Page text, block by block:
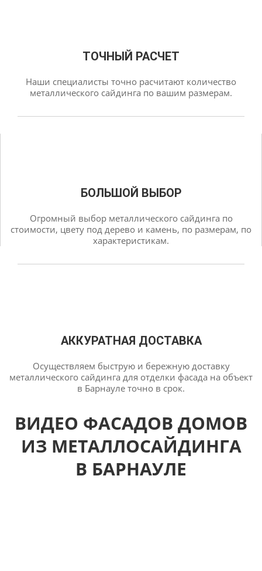
ТОЧНЫЙ РАСЧЕТ
Наши специалисты точно расчитают количество
металлического сайдинга по вашим размерам.
БОЛЬШОЙ ВЫБОР
Огромный выбор металлического сайдинга по
стоимости, цвету под дерево и камень, по размерам, по
характеристикам.
АККУРАТНАЯ ДОСТАВКА
Осуществляем быструю и бережную доставку
металлического сайдинга для отделки фасада на объект
в Барнауле точно в срок.
ВИДЕО ФАСАДОВ ДОМОВ
ИЗ МЕТАЛЛОСАЙДИНГА
В БАРНАУЛЕ